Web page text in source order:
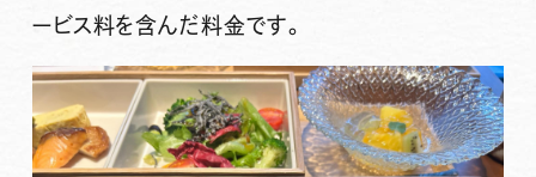
ービス料を含んだ料金です。